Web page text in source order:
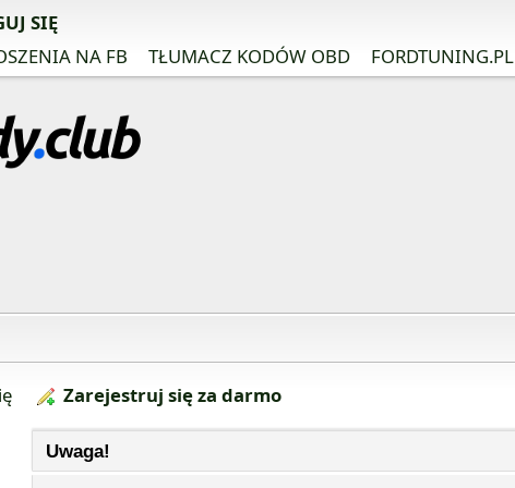
SIĘ
NA FB TŁUMACZ KODÓW OBD FORDTUNING.PL
Zarejestruj się za darmo
Uwaga!